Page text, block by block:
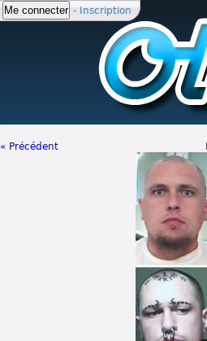
- Inscription
« Précédent